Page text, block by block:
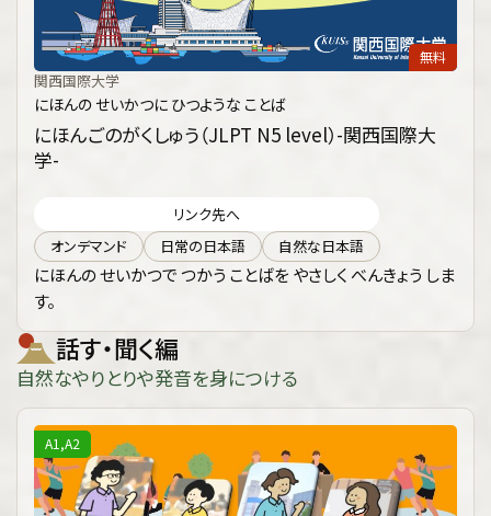
無料
関西国際大学
にほんの せいかつに ひつような ことば
にほんごのがくしゅう（JLPT N5 level）-関西国際大
学-
リンク先へ
オンデマンド
日常の日本語 自然な日本語
にほんの せいかつで つかう ことばを やさしく べんきょう しま
す。
話す・聞く編
自然なやりとりや発音を身につける
A1,A2